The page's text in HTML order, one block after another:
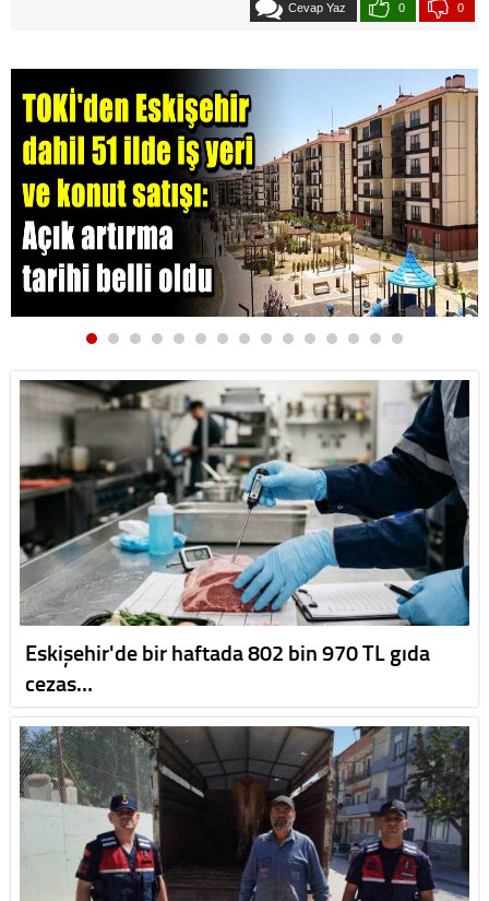
0
0
Cevap Yaz
Eskişehir'de bir haftada 802 bin 970 TL gıda
cezas…